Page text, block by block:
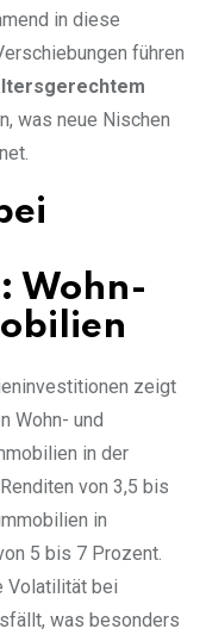
in diese
führen
was neue Nischen
Wohn-
zeigt
Wohn- und
in der
von 3,5 bis
in
5 bis 7 Prozent.
Volatilität bei
was besonders